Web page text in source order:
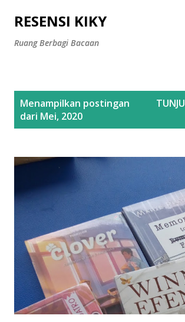
Langsung ke konten utama
RESENSI KIKY
Ruang Berbagi Bacaan
Menampilkan postingan
dari Mei, 2020